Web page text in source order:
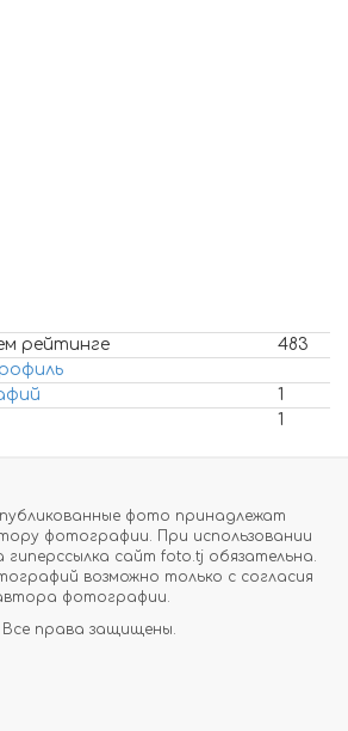
рейтинге
483
1
1
фото принадлежат
фотографии. При использовании
сайт foto.tj обязательна.
возможно только с согласия
фотографии.
права защищены.